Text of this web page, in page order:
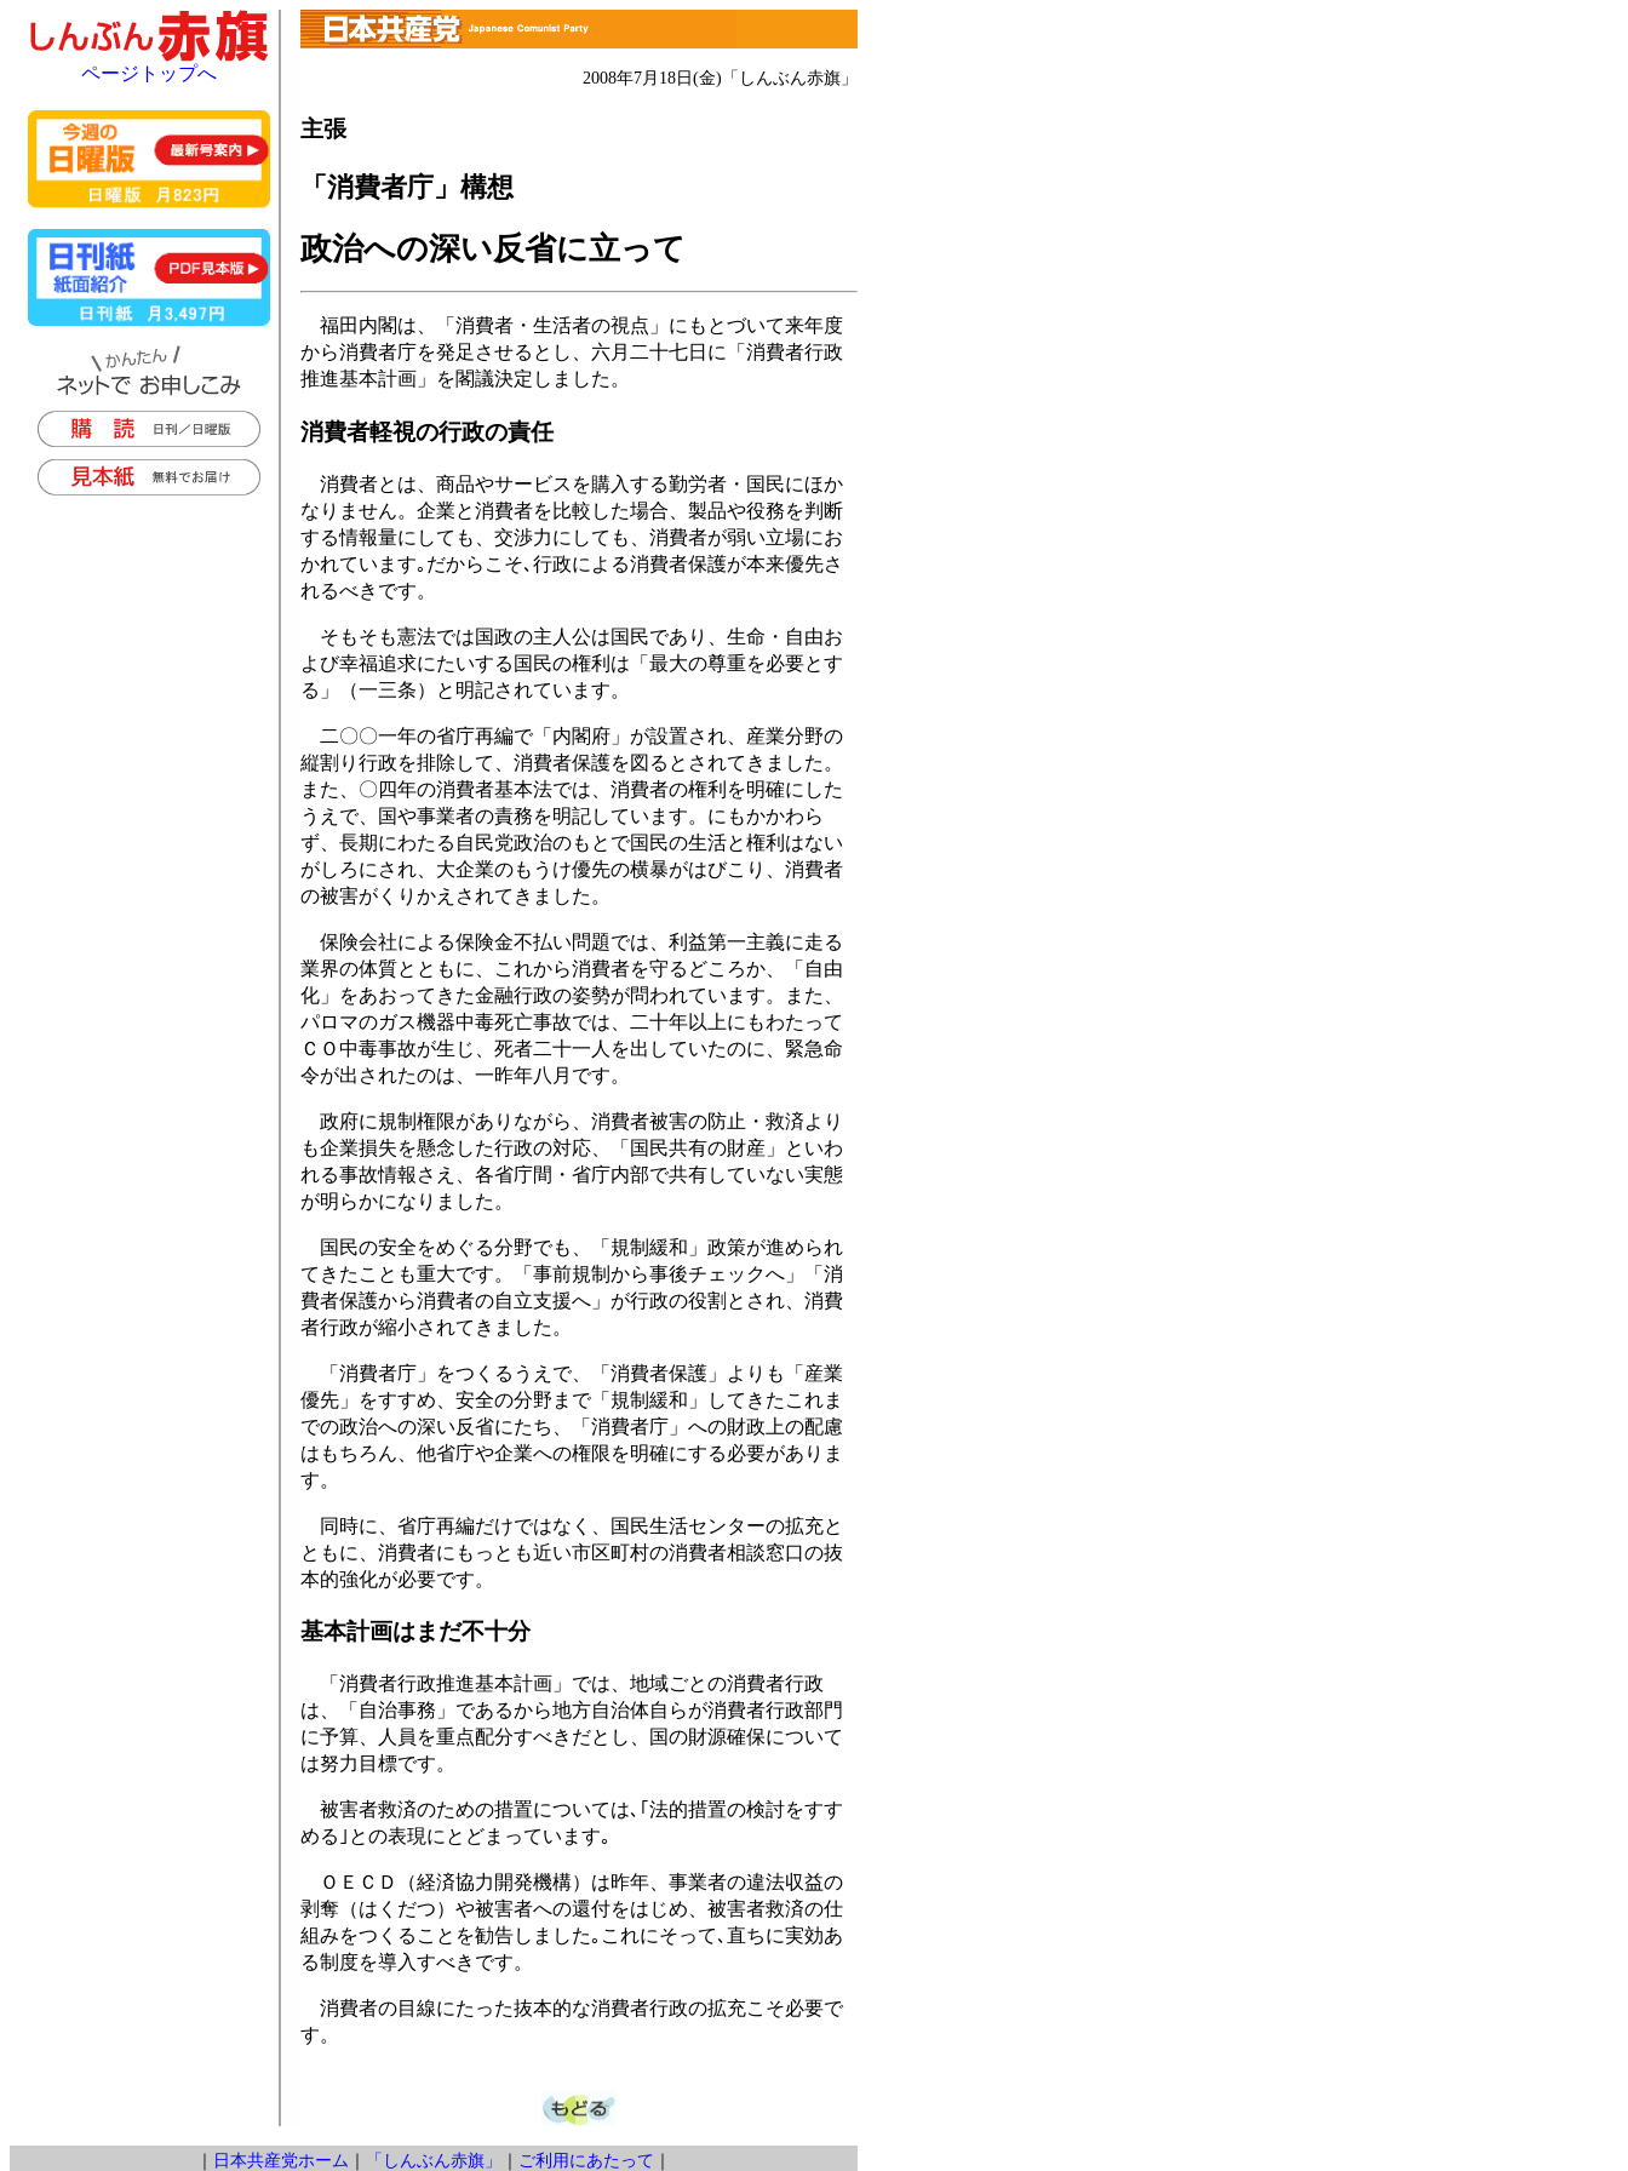
2008年7月18日(金) 「しんぶん赤旗」
主張
「消費者庁」構想
政治への深い反省に立って
福田内閣は、「消費者・生活者の視点」にもとづいて来年度
から消費者庁を発足させるとし、六月二十七日に「消費者行政
推進基本計画」を閣議決定しました。
消費者軽視の行政の責任
消費者とは、商品やサービスを購入する勤労者・国民にほか
なりません。企業と消費者を比較した場合、製品や役務を判断
する情報量にしても、交渉力にしても、消費者が弱い立場にお
かれています｡だからこそ､行政による消費者保護が本来優先さ
れるべきです。
そもそも憲法では国政の主人公は国民であり、生命・自由お
よび幸福追求にたいする国民の権利は「最大の尊重を必要とす
る」（一三条）と明記されています。
二〇〇一年の省庁再編で「内閣府」が設置され、産業分野の
縦割り行政を排除して、消費者保護を図るとされてきました。
また、〇四年の消費者基本法では、消費者の権利を明確にした
うえで、国や事業者の責務を明記しています。にもかかわら
ず、長期にわたる自民党政治のもとで国民の生活と権利はない
がしろにされ、大企業のもうけ優先の横暴がはびこり、消費者
の被害がくりかえされてきました。
保険会社による保険金不払い問題では、利益第一主義に走る
業界の体質とともに、これから消費者を守るどころか、「自由
化」をあおってきた金融行政の姿勢が問われています。また、
パロマのガス機器中毒死亡事故では、二十年以上にもわたって
ＣＯ中毒事故が生じ、死者二十一人を出していたのに、緊急命
令が出されたのは、一昨年八月です。
政府に規制権限がありながら、消費者被害の防止・救済より
も企業損失を懸念した行政の対応、「国民共有の財産」といわ
れる事故情報さえ、各省庁間・省庁内部で共有していない実態
が明らかになりました。
国民の安全をめぐる分野でも、「規制緩和」政策が進められ
てきたことも重大です。「事前規制から事後チェックへ」「消
費者保護から消費者の自立支援へ」が行政の役割とされ、消費
者行政が縮小されてきました。
「消費者庁」をつくるうえで、「消費者保護」よりも「産業
優先」をすすめ、安全の分野まで「規制緩和」してきたこれま
での政治への深い反省にたち、「消費者庁」への財政上の配慮
はもちろん、他省庁や企業への権限を明確にする必要がありま
す。
同時に、省庁再編だけではなく、国民生活センターの拡充と
ともに、消費者にもっとも近い市区町村の消費者相談窓口の抜
本的強化が必要です。
基本計画はまだ不十分
「消費者行政推進基本計画」では、地域ごとの消費者行政
は、「自治事務」であるから地方自治体自らが消費者行政部門
に予算、人員を重点配分すべきだとし、国の財源確保について
は努力目標です。
被害者救済のための措置については､｢法的措置の検討をすす
める｣との表現にとどまっています｡
ＯＥＣＤ（経済協力開発機構）は昨年、事業者の違法収益の
剥奪（はくだつ）や被害者への還付をはじめ、被害者救済の仕
組みをつくることを勧告しました｡これにそって､直ちに実効あ
る制度を導入すべきです。
消費者の目線にたった抜本的な消費者行政の拡充こそ必要で
す。
ページトップへ
日本共産党ホーム 「しんぶん赤旗」 ご利用にあたって